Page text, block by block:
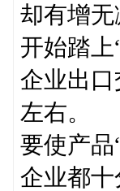
却有增
开始踏
企业出
左右。
要使产品
企业都